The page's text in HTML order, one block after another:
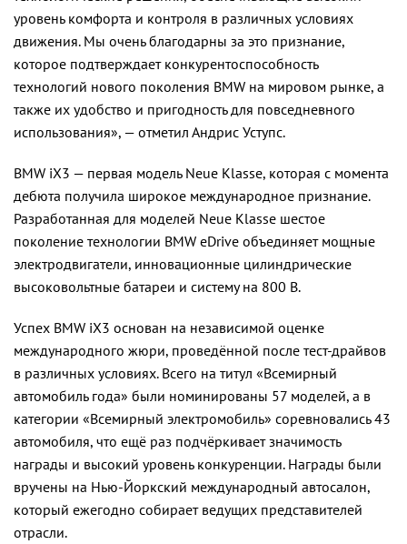
уровень комфорта и контроля в различных условиях
движения. Мы очень благодарны за это признание,
которое подтверждает конкурентоспособность
технологий нового поколения BMW на мировом рынке, а
также их удобство и пригодность для повседневного
использования», — отметил Андрис Уступс.
BMW iX3 — первая модель Neue Klasse, которая с момента
дебюта получила широкое международное признание.
Разработанная для моделей Neue Klasse шестое
поколение технологии BMW eDrive объединяет мощные
электродвигатели, инновационные цилиндрические
высоковольтные батареи и систему на 800 В.
Успех BMW iX3 основан на независимой оценке
международного жюри, проведённой после тест-драйвов
в различных условиях. Всего на титул «Всемирный
автомобиль года» были номинированы 57 моделей, а в
категории «Всемирный электромобиль» соревновались 43
автомобиля, что ещё раз подчёркивает значимость
награды и высокий уровень конкуренции. Награды были
вручены на Нью-Йоркский международный автосалон,
который ежегодно собирает ведущих представителей
отрасли.